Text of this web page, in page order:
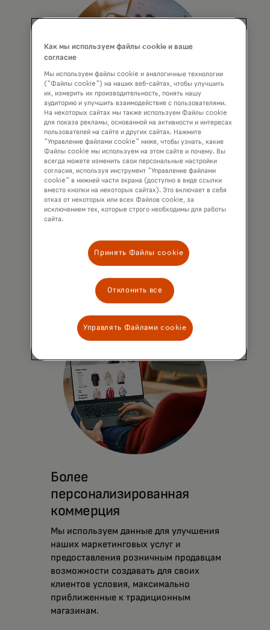
Оптимизируем
коммерческие операции
Мы предоставляем клиентам
аналитику на базе ИИ, что позволяет
им эффективнее управлять своими
успешных авторизаций и увеличивать
прибыль.
Более
персонализированная
коммерция
Мы используем данные для улучшения
наших маркетинговых услуг и
предоставления розничным продавцам
возможности создавать для своих
клиентов условия, максимально
приближенные к традиционным
магазинам.
Как мы используем файлы cookie и ваше
согласие
Мы используем файлы cookie и аналогичные технологии
("Файлы cookie") на наших веб-сайтах, чтобы улучшить
их, измерить их производительность, понять нашу
аудиторию и улучшить взаимодействие с пользователями.
На некоторых сайтах мы также используем Файлы cookie
для показа рекламы, основанной на активности и интересах
пользователей на сайте и других сайтах. Нажмите
"Управление файлами cookie" ниже, чтобы узнать, какие
Файлы cookie мы используем на этом сайте и почему. Вы
всегда можете изменить свои персональные настройки
согласия, используя инструмент "Управление файлами
cookie" в нижней части экрана (доступно в виде ссылки
вместо кнопки на некоторых сайтах). Это включает в себя
отказ от некоторых или всех Файлов cookie, за
исключением тех, которые строго необходимы для работы
сайта.
Принять Файлы cookie
Отклонить все
Управлять Файлами cookie